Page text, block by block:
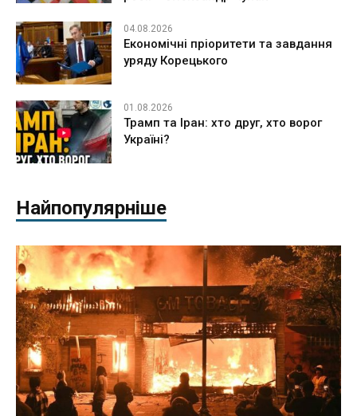
04.08.2026
Економічні пріоритети та завдання
уряду Корецького
01.08.2026
Трамп та Іран: хто друг, хто ворог
Україні?
Найпопулярніше